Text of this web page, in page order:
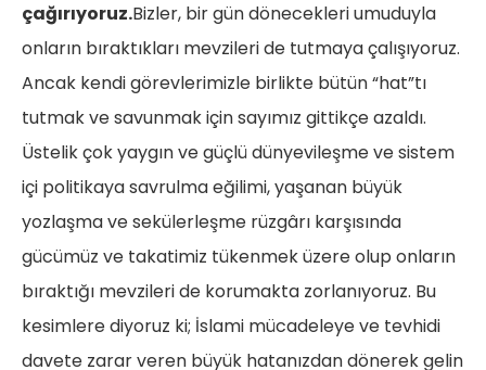
çağırıyoruz.Bizler, bir gün dönecekleri umuduyla
onların bıraktıkları mevzileri de tutmaya çalışıyoruz.
Ancak kendi görevlerimizle birlikte bütün “hat”tı
tutmak ve savunmak için sayımız gittikçe azaldı.
Üstelik çok yaygın ve güçlü dünyevileşme ve sistem
içi politikaya savrulma eğilimi, yaşanan büyük
yozlaşma ve sekülerleşme rüzgârı karşısında
gücümüz ve takatimiz tükenmek üzere olup onların
bıraktığı mevzileri de korumakta zorlanıyoruz. Bu
kesimlere diyoruz ki; İslami mücadeleye ve tevhidi
davete zarar veren büyük hatanızdan dönerek gelin